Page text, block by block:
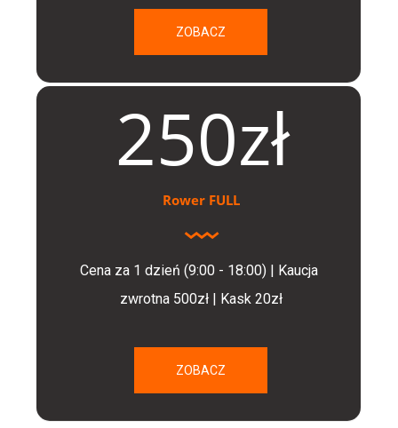
ZOBACZ
250zł
Rower FULL
Cena za 1 dzień (9:00 - 18:00) | Kaucja
zwrotna 500zł | Kask 20zł
ZOBACZ